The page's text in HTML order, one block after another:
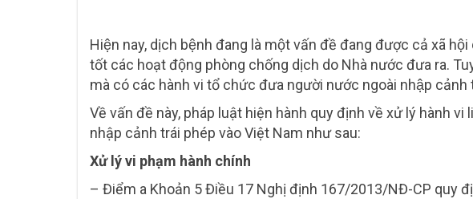
Hiện nay, dịch bệnh đang là một vấn đề đang được cả xã
tốt các hoạt động phòng chống dịch do Nhà nước đưa ra.
mà có các hành vi tổ chức đưa người nước ngoài nhập cảnh
Về vấn đề này, pháp luật hiện hành quy định về xử lý hành
nhập cảnh trái phép vào Việt Nam như sau:
Xử lý vi phạm hành chính
– Điểm a Khoản 5 Điều 17 Nghị định 167/2013/NĐ-CP quy